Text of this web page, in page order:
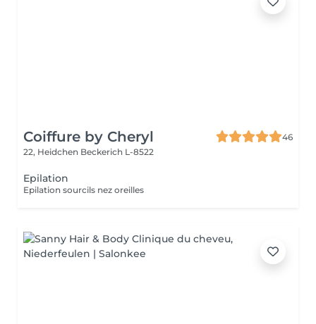
Coiffure by Cheryl
46
22, Heidchen Beckerich L-8522
Epilation
Epilation sourcils nez oreilles